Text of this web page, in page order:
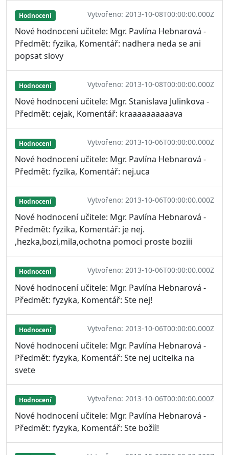
Hodnocení Vytvořeno: 2013-10-08T00:00:00.000Z
Nové hodnocení učitele: Mgr. Pavlína Hebnarová -
Předmět: fyzika, Komentář: nadhera neda se ani
popsat slovy
Hodnocení Vytvořeno: 2013-10-08T00:00:00.000Z
Nové hodnocení učitele: Mgr. Stanislava Julinkova -
Předmět: cejak, Komentář: kraaaaaaaaaava
Hodnocení Vytvořeno: 2013-10-06T00:00:00.000Z
Nové hodnocení učitele: Mgr. Pavlína Hebnarová -
Předmět: fyzika, Komentář: nej.uca
Hodnocení Vytvořeno: 2013-10-06T00:00:00.000Z
Nové hodnocení učitele: Mgr. Pavlína Hebnarová -
Předmět: fyzika, Komentář: je nej.
,hezka,bozi,mila,ochotna pomoci proste boziii
Hodnocení Vytvořeno: 2013-10-06T00:00:00.000Z
Nové hodnocení učitele: Mgr. Pavlína Hebnarová -
Předmět: fyzyka, Komentář: Ste nej!
Hodnocení Vytvořeno: 2013-10-06T00:00:00.000Z
Nové hodnocení učitele: Mgr. Pavlína Hebnarová -
Předmět: fyzyka, Komentář: Ste nej ucitelka na
svete
Hodnocení Vytvořeno: 2013-10-06T00:00:00.000Z
Nové hodnocení učitele: Mgr. Pavlína Hebnarová -
Předmět: fyzyka, Komentář: Ste božìì!